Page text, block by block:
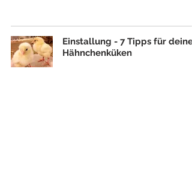
Einstallung - 7 Tipps für deine
Hähnchenküken